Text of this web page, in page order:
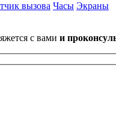
вызова Часы Экраны
с вами и